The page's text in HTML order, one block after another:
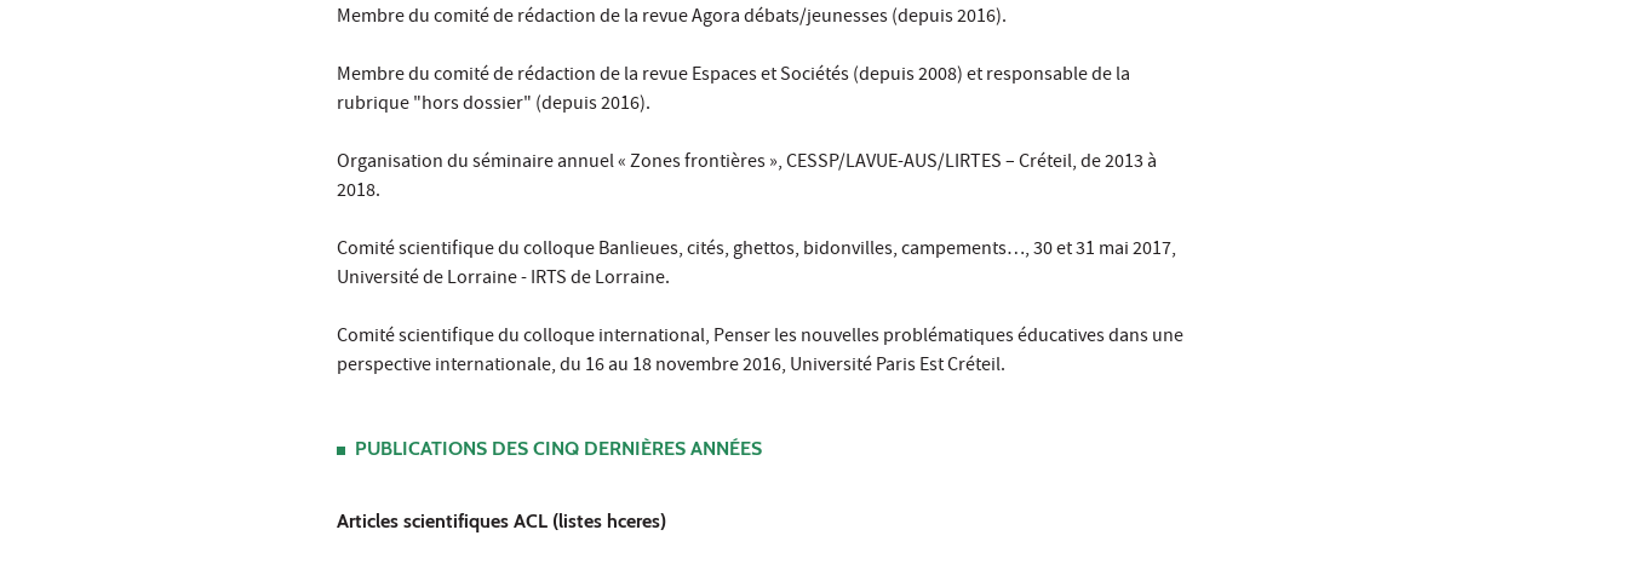
Membre du comité de rédaction de la revue Agora débats/jeunesses (depuis 2016).
Membre du comité de rédaction de la revue Espaces et Sociétés (depuis 2008) et responsable de la
rubrique "hors dossier" (depuis 2016).
Organisation du séminaire annuel « Zones frontières », CESSP/LAVUE-AUS/LIRTES – Créteil, de 2013 à
2018.
Comité scientifique du colloque Banlieues, cités, ghettos, bidonvilles, campements…, 30 et 31 mai 2017,
Université de Lorraine - IRTS de Lorraine.
Comité scientifique du colloque international, Penser les nouvelles problématiques éducatives dans une
perspective internationale, du 16 au 18 novembre 2016, Université Paris Est Créteil.
PUBLICATIONS DES CINQ DERNIÈRES ANNÉES
Articles scientifiques ACL (listes hceres)